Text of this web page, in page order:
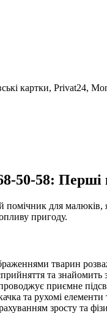
50-58:
для малюків,
пригоду.
тварин
та знайомить
приємне
та рухомі
зросту та